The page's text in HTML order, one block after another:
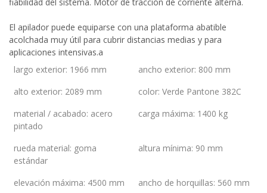
El apilador puede equiparse con una plataforma abatible
acolchada muy útil para cubrir distancias medias y para
aplicaciones intensivas.a
largo exterior: 1966 mm ancho exterior: 800 mm
alto exterior: 2089 mm color: Verde Pantone 382C
material / acabado: acero
pintado
carga máxima: 1400 kg
rueda material: goma
estándar
altura mínima: 90 mm
elevación máxima: 4500 mm ancho de horquillas: 560 mm